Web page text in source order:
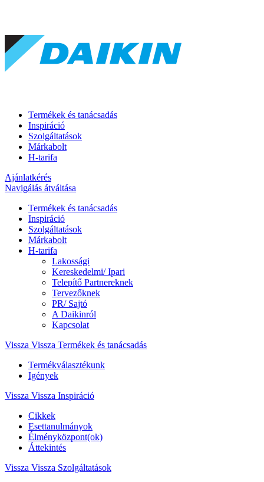
Termékek és tanácsadás
Inspiráció
Szolgáltatások
Márkabolt
H-tarifa
Ajánlatkérés
Navigálás átváltása
Termékek és tanácsadás
Inspiráció
Szolgáltatások
Márkabolt
H-tarifa
Lakossági
Kereskedelmi/ Ipari
Telepítő Partnereknek
Tervezőknek
PR/ Sajtó
A Daikinról
Kapcsolat
Vissza Vissza Termékek és tanácsadás
Termékválasztékunk
Igények
Vissza Vissza Inspiráció
Cikkek
Esettanulmányok
Élményközpont(ok)
Áttekintés
Vissza Vissza Szolgáltatások